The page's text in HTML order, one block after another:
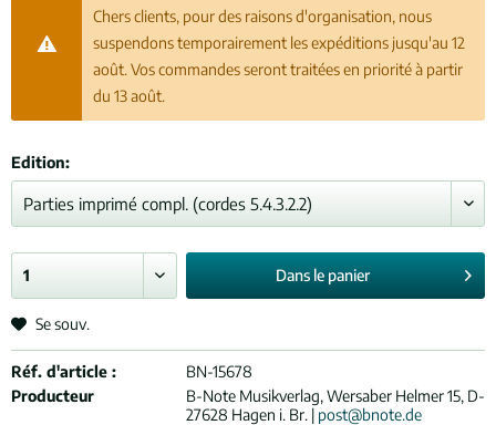
Chers clients, pour des raisons d'organisation, nous
suspendons temporairement les expéditions jusqu'au 12
août. Vos commandes seront traitées en priorité à partir
du 13 août.
Edition:
Dans le panier
Se souv.
Réf. d'article :
BN-15678
Producteur
B-Note Musikverlag, Wersaber Helmer 15, D-
27628 Hagen i. Br. | post@bnote.de